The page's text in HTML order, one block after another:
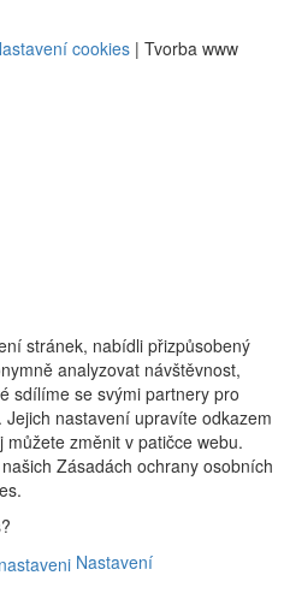
cookies | Tvorba www
stránek, nabídli přizpůsobený
analyzovat návštěvnost,
sdílíme se svými partnery pro
nastavení upravíte odkazem
změnit v patičce webu.
Zásadách ochrany osobních
Nastavení